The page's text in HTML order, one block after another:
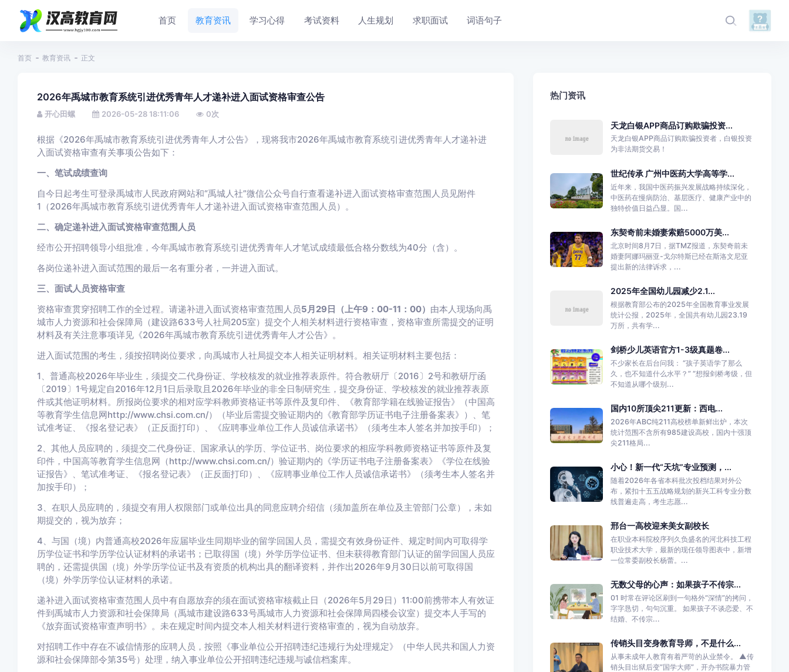
首页 教育资讯 学习心得 考试资料 人生规划 求职面试 词语句子
首页 教育资讯 正文
2026年禹城市教育系统引进优秀青年人才递补进入面试资格审查公告
开心田螺 2026-05-28 18:11:06 0次
根据《2026年禹城市教育系统引进优秀青年人才公告》，现将我市2026年禹城市教育系统引进优秀青年人才递补进
入面试资格审查有关事项公告如下：
一、笔试成绩查询
自今日起考生可登录禹城市人民政府网站和“禹城人社”微信公众号自行查看递补进入面试资格审查范围人员见附件
1（2026年禹城市教育系统引进优秀青年人才递补进入面试资格审查范围人员）。
二、确定递补进入面试资格审查范围人员
经市公开招聘领导小组批准，今年禹城市教育系统引进优秀青年人才笔试成绩最低合格分数线为40分（含）。
各岗位递补进入面试范围的最后一名有重分者，一并进入面试。
三、面试人员资格审查
资格审查贯穿招聘工作的全过程。请递补进入面试资格审查范围人员5月29日（上午9：00-11：00） 由本人现场向禹
城市人力资源和社会保障局（建设路633号人社局205室）提交个人相关材料进行资格审查，资格审查所需提交的证明
材料及有关注意事项详见《2026年禹城市教育系统引进优秀青年人才公告》。
进入面试范围的考生，须按招聘岗位要求，向禹城市人社局提交本人相关证明材料。相关证明材料主要包括：
1、普通高校2026年毕业生，须提交二代身份证、学校核发的就业推荐表原件。符合教研厅〔2016〕2号和教研厅函
〔2019〕1号规定自2016年12月1日后录取且2026年毕业的非全日制研究生，提交身份证、学校核发的就业推荐表原
件或其他证明材料。所报岗位要求的相对应学科教师资格证书等原件及复印件、《教育部学籍在线验证报告》（中国高
等教育学生信息网http://www.chsi.com.cn/）（毕业后需提交验证期内的《教育部学历证书电子注册备案表》）、笔
试准考证、《报名登记表》（正反面打印）、《应聘事业单位工作人员诚信承诺书》（须考生本人签名并加按手印）；
2、其他人员应聘的，须提交二代身份证、国家承认的学历、学位证书、岗位要求的相应学科教师资格证书等原件及复
印件，中国高等教育学生信息网（http://www.chsi.com.cn/）验证期内的《学历证书电子注册备案表》《学位在线验
证报告》、笔试准考证、《报名登记表》（正反面打印）、《应聘事业单位工作人员诚信承诺书》（须考生本人签名并
加按手印）；
3、在职人员应聘的，须提交有用人权限部门或单位出具的同意应聘介绍信（须加盖所在单位及主管部门公章），未如
期提交的，视为放弃；
4、与国（境）内普通高校2026年应届毕业生同期毕业的留学回国人员，需提交有效身份证件、规定时间内可取得学
历学位证书和学历学位认证材料的承诺书；已取得国（境）外学历学位证书、但未获得教育部门认证的留学回国人员应
聘的，还需提供国（境）外学历学位证书及有资质的机构出具的翻译资料，并作出2026年9月30日以前可取得国
（境）外学历学位认证材料的承诺。
递补进入面试资格审查范围人员中有自愿放弃的须在面试资格审核截止日（2026年5月29日）11:00前携带本人有效证
件到禹城市人力资源和社会保障局（禹城市建设路633号禹城市人力资源和社会保障局四楼会议室）提交本人手写的
《放弃面试资格审查声明书》。未在规定时间内提交本人相关材料进行资格审查的，视为自动放弃。
对招聘工作中存在不诚信情形的应聘人员，按照《事业单位公开招聘违纪违规行为处理规定》（中华人民共和国人力资
源和社会保障部令第35号）处理，纳入事业单位公开招聘违纪违规与诚信档案库。
热门资讯
天龙白银APP商品订购欺骗投资...
天龙白银APP商品订购欺骗投资者，白银投资
为非法期货交易！
世纪传承 广州中医药大学高等学...
近年来，我国中医药振兴发展战略持续深化，
中医药在慢病防治、基层医疗、健康产业中的
独特价值日益凸显。国...
东契奇前未婚妻索赔5000万美...
北京时间8月7日，据TMZ报道，东契奇前未
婚妻阿娜玛丽亚-戈尔特斯已经在斯洛文尼亚
提出新的法律诉求，...
2025年全国幼儿园减少2.1...
根据教育部公布的2025年全国教育事业发展
统计公报，2025年，全国共有幼儿园23.19
万所，共有学...
剑桥少儿英语官方1-3级真题卷...
不少家长在后台问我： “孩子英语学了那么
久，也不知道什么水平？” “想报剑桥考级，但
不知道从哪个级别...
国内10所顶尖211更新：西电...
2026年ABC纯211高校榜单新鲜出炉，本次
统计范围不含所有985建设高校，国内十强顶
尖211格局...
小心！新一代“天坑”专业预测，...
随着2026年各省本科批次投档结果对外公
布，紧扣十五五战略规划的新兴工科专业分数
线普遍走高，考生志愿...
邢台一高校迎来美女副校长
在职业本科院校序列久负盛名的河北科技工程
职业技术大学，最新的现任领导图表中，新增
一位常委副校长杨蕾。...
无数父母的心声：如果孩子不传宗...
01 时常在评论区刷到一句格外“深情”的拷问，
字字恳切，句句沉重。 如果孩子不谈恋爱、不
结婚、不传宗...
传销头目变身教育导师，不是什么...
从事未成年人教育有着严苛的从业禁令。 ▲传
销头目出狱后变“国学大师”，开办书院暴力管